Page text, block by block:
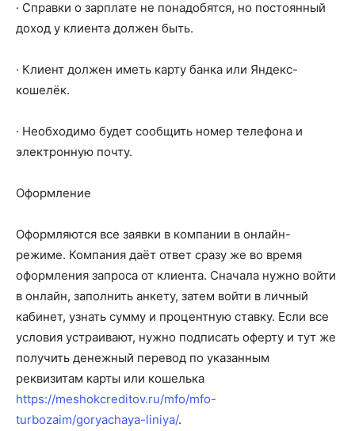
· Справки о зарплате не понадобятся, но постоянный
доход у клиента должен быть.
· Клиент должен иметь карту банка или Яндекс-
кошелёк.
· Необходимо будет сообщить номер телефона и
электронную почту.
Оформление
Оформляются все заявки в компании в онлайн-
режиме. Компания даёт ответ сразу же во время
оформления запроса от клиента. Сначала нужно войти
в онлайн, заполнить анкету, затем войти в личный
кабинет, узнать сумму и процентную ставку. Если все
условия устраивают, нужно подписать оферту и тут же
получить денежный перевод по указанным
реквизитам карты или кошелька
https://meshokcreditov.ru/mfo/mfo-
turbozaim/goryachaya-liniya/.